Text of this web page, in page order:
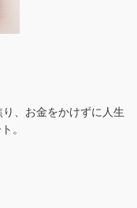
、お金をかけずに人生
。